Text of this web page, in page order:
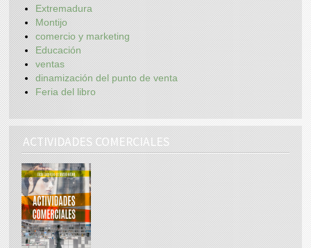
Extremadura
Montijo
comercio y marketing
Educación
ventas
dinamización del punto de venta
Feria del libro
ACTIVIDADES COMERCIALES